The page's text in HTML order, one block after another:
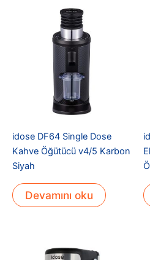
idose DF64 Single Dose
Kahve Öğütücü v4/5 Karbon
Siyah
Devamını oku